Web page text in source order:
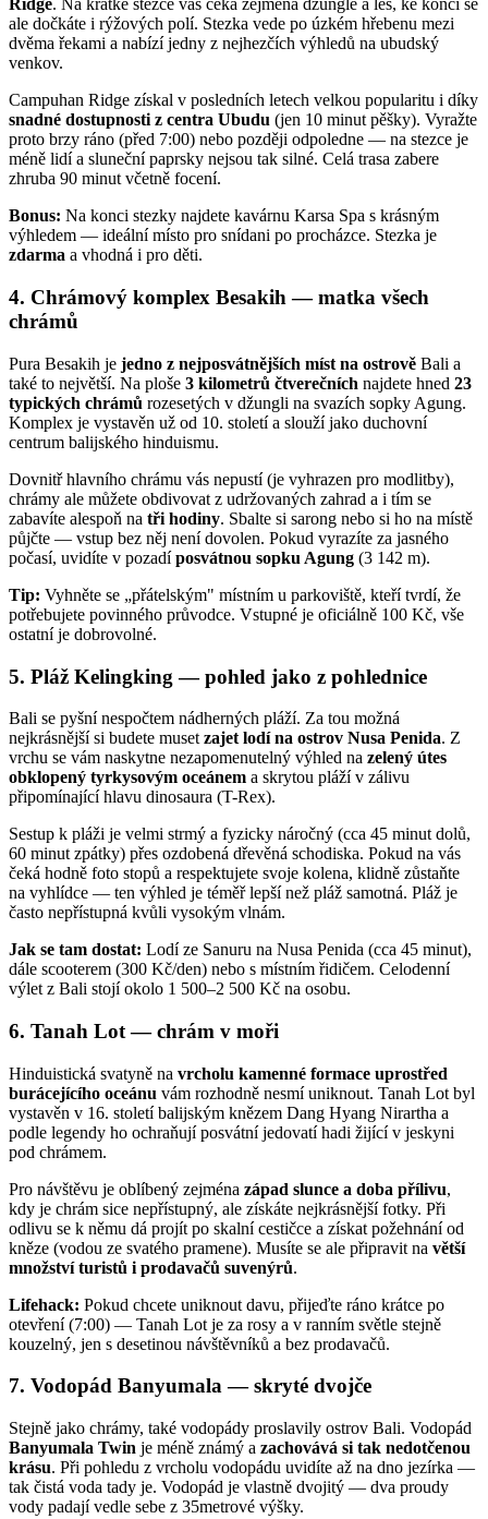
Ridge. Na krátké stezce vás čeká zejména džungle a les, ke konci se
ale dočkáte i rýžových polí. Stezka vede po úzkém hřebenu mezi
dvěma řekami a nabízí jedny z nejhezčích výhledů na ubudský
venkov.
Campuhan Ridge získal v posledních letech velkou popularitu i díky
snadné dostupnosti z centra Ubudu (jen 10 minut pěšky). Vyražte
proto brzy ráno (před 7:00) nebo později odpoledne — na stezce je
méně lidí a sluneční paprsky nejsou tak silné. Celá trasa zabere
zhruba 90 minut včetně focení.
Bonus: Na konci stezky najdete kavárnu Karsa Spa s krásným
výhledem — ideální místo pro snídani po procházce. Stezka je
zdarma a vhodná i pro děti.
4. Chrámový komplex Besakih — matka všech
chrámů
Pura Besakih je jedno z nejposvátnějších míst na ostrově Bali a
také to největší. Na ploše 3 kilometrů čtverečních najdete hned 23
typických chrámů rozesetých v džungli na svazích sopky Agung.
Komplex je vystavěn už od 10. století a slouží jako duchovní
centrum balijského hinduismu.
Dovnitř hlavního chrámu vás nepustí (je vyhrazen pro modlitby),
chrámy ale můžete obdivovat z udržovaných zahrad a i tím se
zabavíte alespoň na tři hodiny. Sbalte si sarong nebo si ho na místě
půjčte — vstup bez něj není dovolen. Pokud vyrazíte za jasného
počasí, uvidíte v pozadíposvátnou sopku Agung (3 142 m).
Tip: Vyhněte se „přátelským" místním u parkoviště, kteří tvrdí, že
potřebujete povinného průvodce. Vstupné je oficiálně 100 Kč, vše
ostatní je dobrovolné.
5. Pláž Kelingking — pohled jako z pohlednice
Bali se pyšní nespočtem nádherných pláží. Za tou možná
nejkrásnější si budete muset zajet lodí na ostrov Nusa Penida. Z
vrchu se vám naskytne nezapomenutelný výhled na zelený útes
obklopený tyrkysovým oceánem a skrytou pláží v zálivu
připomínající hlavu dinosaura (T-Rex).
Sestup k pláži je velmi strmý a fyzicky náročný (cca 45 minut dolů,
60 minut zpátky) přes ozdobená dřevěná schodiska. Pokud na vás
čeká hodně foto stopů a respektujete svoje kolena, klidně zůstaňte
na vyhlídce — ten výhled je téměř lepší než pláž samotná. Pláž je
často nepřístupná kvůli vysokým vlnám.
Jak se tam dostat: Lodí ze Sanuru na Nusa Penida (cca 45 minut),
dále scooterem (300 Kč/den) nebo s místním řidičem. Celodenní
výlet z Bali stojí okolo 1 500–2 500 Kč na osobu.
6. Tanah Lot — chrám v moři
Hinduistická svatyně na vrcholu kamenné formace uprostřed
burácejícího oceánu vám rozhodně nesmí uniknout. Tanah Lot byl
vystavěn v 16. století balijským knězem Dang Hyang Nirartha a
podle legendy ho ochraňují posvátní jedovatí hadi žijící v jeskyni
pod chrámem.
Pro návštěvu je oblíbený zejména západ slunce a doba přílivu,
kdy je chrám sice nepřístupný, ale získáte nejkrásnější fotky. Při
odlivu se k němu dá projít po skalní cestičce a získat požehnání od
kněze (vodou ze svatého pramene). Musíte se ale připravit na větší
množství turistů i prodavačů suvenýrů.
Lifehack: Pokud chcete uniknout davu, přijeďte ráno krátce po
otevření (7:00) — Tanah Lot je za rosy a v ranním světle stejně
kouzelný, jen s desetinou návštěvníků a bez prodavačů.
7. Vodopád Banyumala — skryté dvojče
Stejně jako chrámy, také vodopády proslavily ostrov Bali. Vodopád
Banyumala Twin je méně známý a zachovává si tak nedotčenou
krásu. Při pohledu z vrcholu vodopádu uvidíte až na dno jezírka —
tak čistá voda tady je. Vodopád je vlastně dvojitý — dva proudy
vody padají vedle sebe z 35metrové výšky.